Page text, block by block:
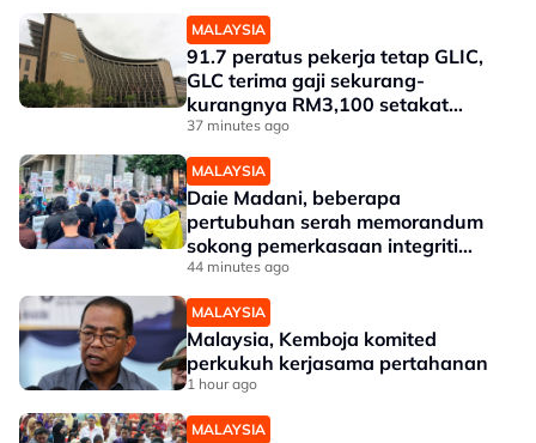
MALAYSIA
91.7 peratus pekerja tetap GLIC,
GLC terima gaji sekurang-
kurangnya RM3,100 setakat
akhir 2025
37 minutes ago
MALAYSIA
Daie Madani, beberapa
pertubuhan serah memorandum
sokong pemerkasaan integriti
Tabung Haji
44 minutes ago
MALAYSIA
Malaysia, Kemboja komited
perkukuh kerjasama pertahanan
1 hour ago
MALAYSIA